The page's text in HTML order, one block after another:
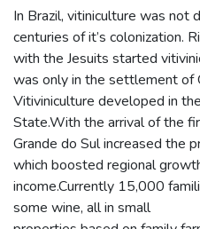
In Brazil, vitiniculture was not
centuries of it’s colonization.
with the Jesuits started
was only in the settlement of
Vitiviniculture developed in the
State.With the arrival of the
Grande do Sul increased the
which boosted regional
income.Currently 15,000
some wine, all in small